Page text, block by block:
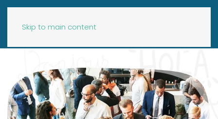
Skip to main content